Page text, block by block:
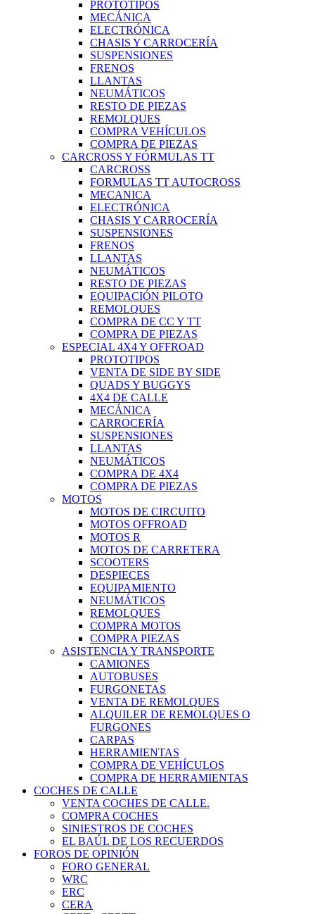
PROTOTIPOS
MECÁNICA
ELECTRÓNICA
CHASIS Y CARROCERÍA
SUSPENSIONES
FRENOS
LLANTAS
NEUMÁTICOS
RESTO DE PIEZAS
REMOLQUES
COMPRA VEHÍCULOS
COMPRA DE PIEZAS
CARCROSS Y FÓRMULAS TT
CARCROSS
FORMULAS TT AUTOCROSS
MECANICA
ELECTRÓNICA
CHASIS Y CARROCERÍA
SUSPENSIONES
FRENOS
LLANTAS
NEUMÁTICOS
RESTO DE PIEZAS
EQUIPACIÓN PILOTO
REMOLQUES
COMPRA DE CC Y TT
COMPRA DE PIEZAS
ESPECIAL 4X4 Y OFFROAD
PROTOTIPOS
VENTA DE SIDE BY SIDE
QUADS Y BUGGYS
4X4 DE CALLE
MECÁNICA
CARROCERÍA
SUSPENSIONES
LLANTAS
NEUMÁTICOS
COMPRA DE 4X4
COMPRA DE PIEZAS
MOTOS
MOTOS DE CIRCUITO
MOTOS OFFROAD
MOTOS R
MOTOS DE CARRETERA
SCOOTERS
DESPIECES
EQUIPAMIENTO
NEUMÁTICOS
REMOLQUES
COMPRA MOTOS
COMPRA PIEZAS
ASISTENCIA Y TRANSPORTE
CAMIONES
AUTOBUSES
FURGONETAS
VENTA DE REMOLQUES
ALQUILER DE REMOLQUES O
FURGONES
CARPAS
HERRAMIENTAS
COMPRA DE VEHÍCULOS
COMPRA DE HERRAMIENTAS
COCHES DE CALLE
VENTA COCHES DE CALLE.
COMPRA COCHES
SINIESTROS DE COCHES
EL BAÚL DE LOS RECUERDOS
FOROS DE OPINIÓN
FORO GENERAL
WRC
ERC
CERA